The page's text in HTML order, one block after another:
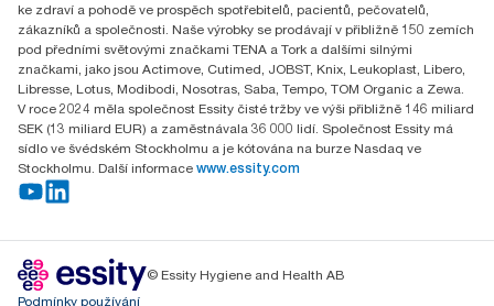
ke zdraví a pohodě ve prospěch spotřebitelů, pacientů, pečovatelů,
zákazníků a společnosti. Naše výrobky se prodávají v přibližně 150 zemích
pod předními světovými značkami TENA a Tork a dalšími silnými
značkami, jako jsou Actimove, Cutimed, JOBST, Knix, Leukoplast, Libero,
Libresse, Lotus, Modibodi, Nosotras, Saba, Tempo, TOM Organic a Zewa.
V roce 2024 měla společnost Essity čisté tržby ve výši přibližně 146 miliard
SEK (13 miliard EUR) a zaměstnávala 36 000 lidí. Společnost Essity má
sídlo ve švédském Stockholmu a je kótována na burze Nasdaq ve
Stockholmu. Další informace www.essity.com
© Essity Hygiene and Health AB
Podmínky používání